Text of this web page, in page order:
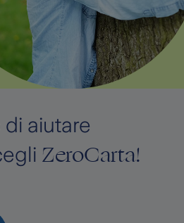
di aiutare
ZeroCarta!